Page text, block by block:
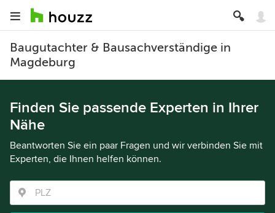
Baugutachter & Bausachverständige in
Magdeburg
Finden Sie passende Experten in Ihrer
Nähe
Beantworten Sie ein paar Fragen und wir verbinden Sie mit
Experten, die Ihnen helfen können.